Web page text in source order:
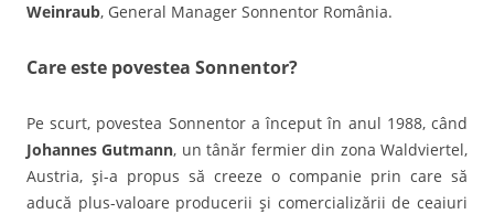
Weinraub, General Manager Sonnentor România.
Care este povestea Sonnentor?
Pe scurt, povestea Sonnentor a început în anul 1988, când
Johannes Gutmann, un tânăr fermier din zona Waldviertel,
Austria, şi-a propus să creeze o companie prin care să
aducă plus-valoare producerii şi comercializării de ceaiuri